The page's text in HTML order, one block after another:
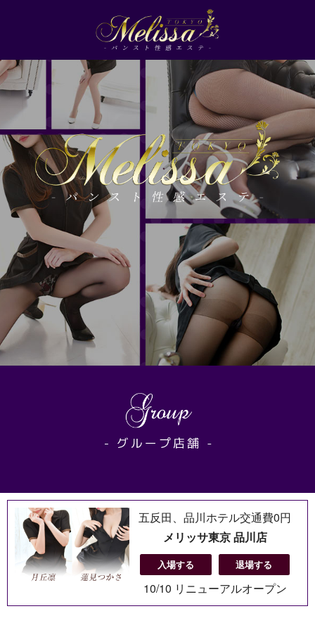
五反田、品川ホテル交通費0円
メリッサ東京 品川店
入場する 退場する
10/10 リニューアルオープン